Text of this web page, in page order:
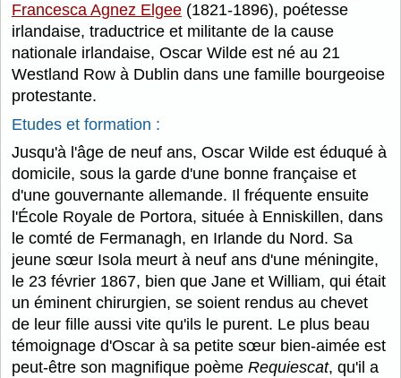
Francesca Agnez Elgee (1821-1896), poétesse
irlandaise, traductrice et militante de la cause
nationale irlandaise, Oscar Wilde est né au 21
Westland Row à Dublin dans une famille bourgeoise
protestante.
Etudes et formation :
Jusqu'à l'âge de neuf ans, Oscar Wilde est éduqué à
domicile, sous la garde d'une bonne française et
d'une gouvernante allemande. Il fréquente ensuite
l'École Royale de Portora, située à Enniskillen, dans
le comté de Fermanagh, en Irlande du Nord. Sa
jeune sœur Isola meurt à neuf ans d'une méningite,
le 23 février 1867, bien que Jane et William, qui était
un éminent chirurgien, se soient rendus au chevet
de leur fille aussi vite qu'ils le purent. Le plus beau
témoignage d'Oscar à sa petite sœur bien-aimée est
peut-être son magnifique poème Requiescat, qu'il a